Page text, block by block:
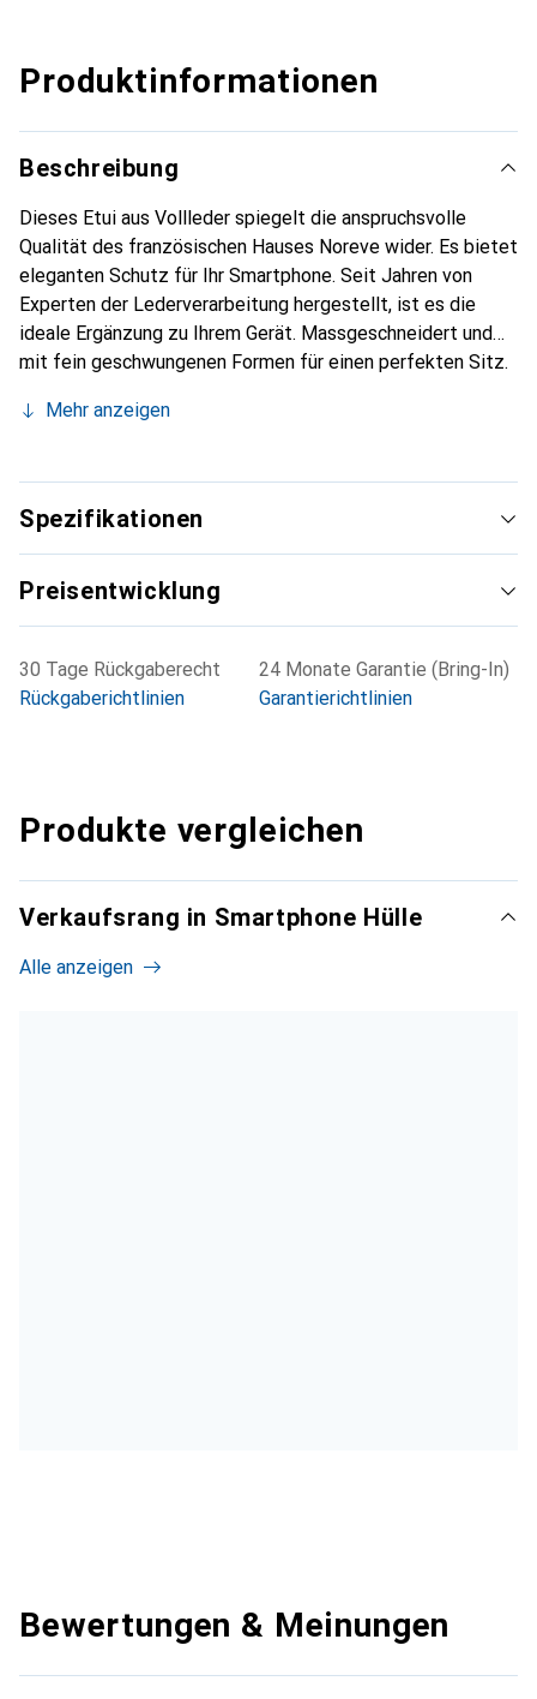
Produktinformationen
Beschreibung
Dieses Etui aus Vollleder spiegelt die anspruchsvolle
Qualität des französischen Hauses Noreve wider. Es bietet
eleganten Schutz für Ihr Smartphone. Seit Jahren von
Experten der Lederverarbeitung hergestellt, ist es die
ideale Ergänzung zu Ihrem Gerät. Massgeschneidert und
mit fein geschwungenen Formen für einen perfekten Sitz.
Smartphone. Die Marke Noreve ist international für ihre
für den anspruchsvollen Kunden.
Mehr anzeigen
Spezifikationen
Preisentwicklung
30 Tage Rückgaberecht
Rückgaberichtlinien
24 Monate Garantie (Bring-In)
Garantierichtlinien
Produkte vergleichen
Verkaufsrang in Smartphone Hülle
Alle anzeigen
Bewertungen & Meinungen